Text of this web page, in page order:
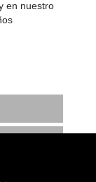
en nuestro